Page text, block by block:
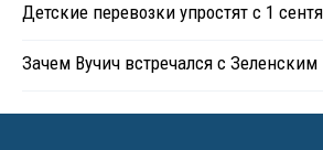
Детские перевозки упростят с 1
Зачем Вучич встречался с Зеленским